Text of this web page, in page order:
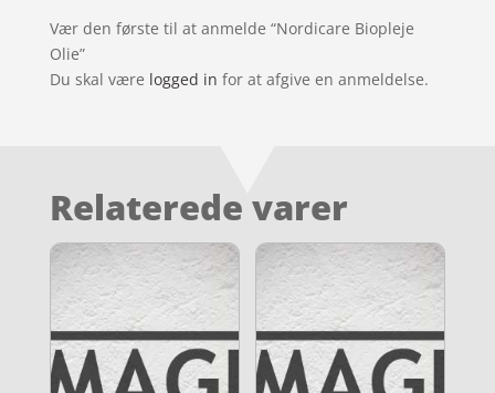
Vær den første til at anmelde “Nordicare Biopleje
Olie”
Du skal være logged in for at afgive en anmeldelse.
Relaterede varer